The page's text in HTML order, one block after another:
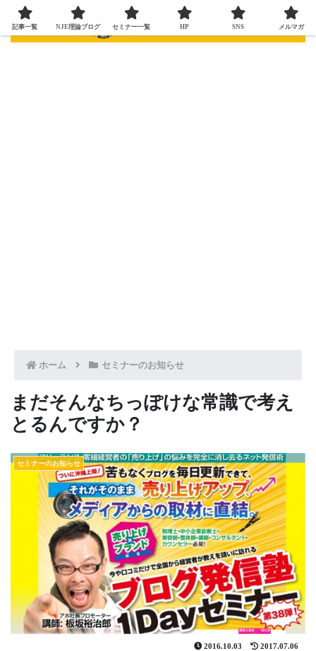
ホーム セミナーのお知らせ
まだそんなちっぽけな常識で考え
とるんですか？
セミナーのお知らせ
2016.10.03 2017.07.06
記事一覧 NJE理論ブログ セミナー一覧 HP SNS メルマガ